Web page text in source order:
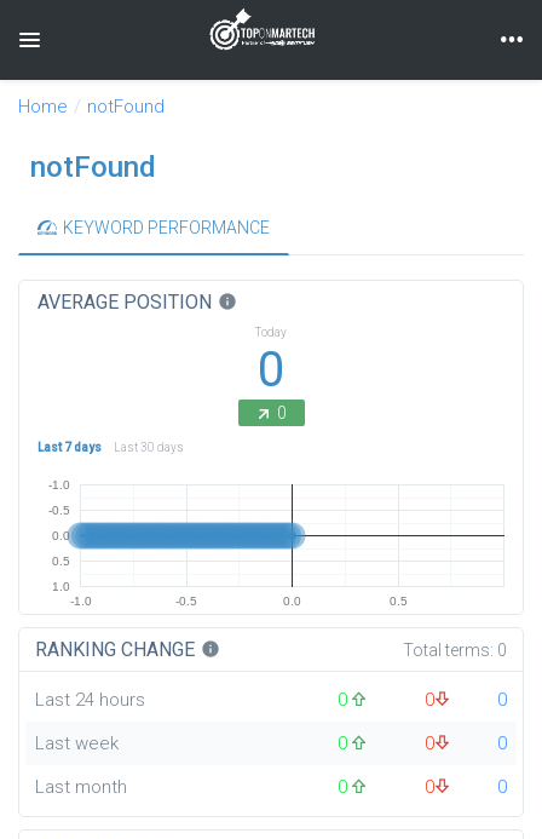
Toggle navigation
Home notFound
notFound
KEYWORD PERFORMANCE
AVERAGE POSITION info
Today
0
0
Last 7 days Last 30 days
-1.0 -0.5 0.0 0.5
-1.0
-0.5
0.0
0.5
1.0
RANKING CHANGE info Total terms: 0
Last 24 hours 0 0
0
Last week
0 0
0
Last month
0 0 0